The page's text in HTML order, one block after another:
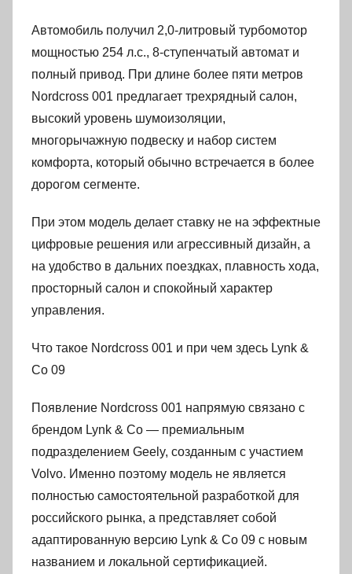
Автомобиль получил 2,0-литровый турбомотор
мощностью 254 л.с., 8-ступенчатый автомат и
полный привод. При длине более пяти метров
Nordcross 001 предлагает трехрядный салон,
высокий уровень шумоизоляции,
многорычажную подвеску и набор систем
комфорта, который обычно встречается в более
дорогом сегменте.
При этом модель делает ставку не на эффектные
цифровые решения или агрессивный дизайн, а
на удобство в дальних поездках, плавность хода,
просторный салон и спокойный характер
управления.
Что такое Nordcross 001 и при чем здесь Lynk &
Co 09
Появление Nordcross 001 напрямую связано с
брендом Lynk & Co — премиальным
подразделением Geely, созданным с участием
Volvo. Именно поэтому модель не является
полностью самостоятельной разработкой для
российского рынка, а представляет собой
адаптированную версию Lynk & Co 09 с новым
названием и локальной сертификацией.